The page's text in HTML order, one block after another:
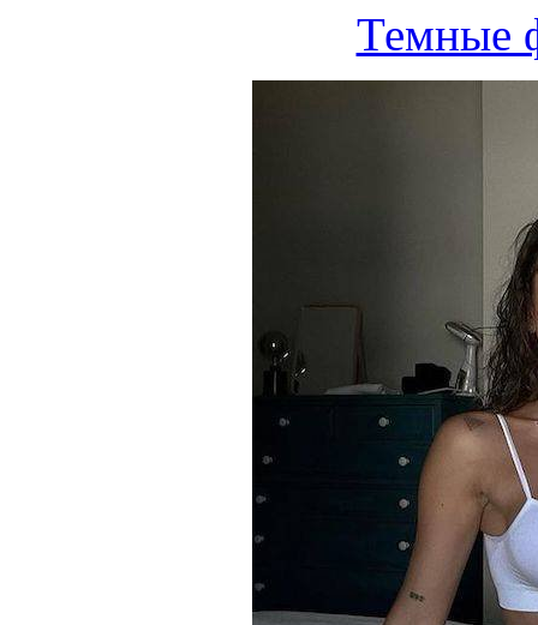
Темные